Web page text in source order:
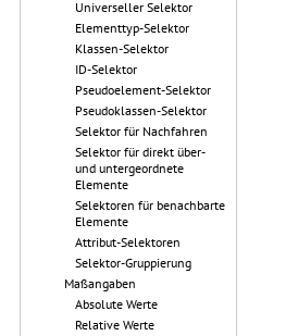
Universeller Selektor
Elementtyp-Selektor
Klassen-Selektor
ID-Selektor
Pseudoelement-Selektor
Pseudoklassen-Selektor
Selektor für Nachfahren
Selektor für direkt über-
und untergeordnete
Elemente
Selektoren für benachbarte
Elemente
Attribut-Selektoren
Selektor-Gruppierung
Maßangaben
Absolute Werte
Relative Werte